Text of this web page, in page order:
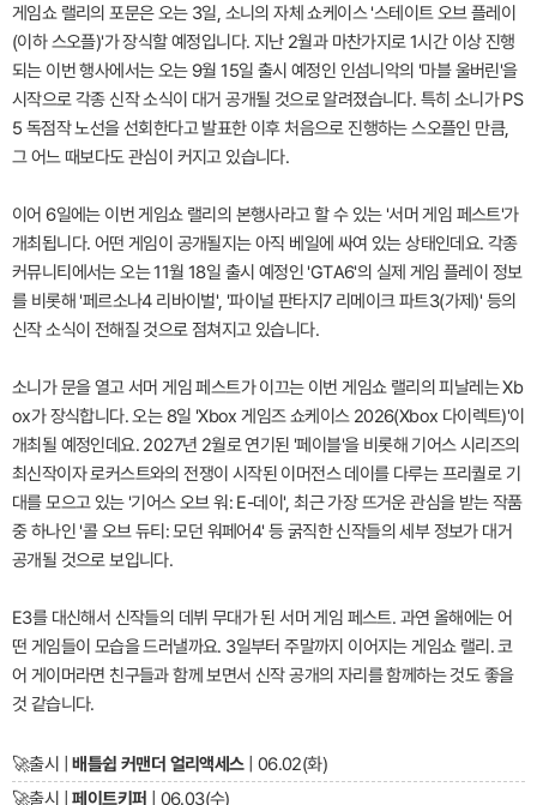
게임쇼 랠리의 포문은 오는 3일, 소니의 자체 쇼케이스 '스테이트 오브 플레이
(이하 스오플)'가 장식할 예정입니다. 지난 2월과 마찬가지로 1시간 이상 진행
되는 이번 행사에서는 오는 9월 15일 출시 예정인 인섬니악의 '마블 울버린'을
시작으로 각종 신작 소식이 대거 공개될 것으로 알려졌습니다. 특히 소니가 PS
5 독점작 노선을 선회한다고 발표한 이후 처음으로 진행하는 스오플인 만큼,
그 어느 때보다도 관심이 커지고 있습니다.
이어 6일에는 이번 게임쇼 랠리의 본행사라고 할 수 있는 '서머 게임 페스트'가
개최됩니다. 어떤 게임이 공개될지는 아직 베일에 싸여 있는 상태인데요. 각종
커뮤니티에서는 오는 11월 18일 출시 예정인 'GTA6'의 실제 게임 플레이 정보
를 비롯해 '페르소나4 리바이벌', '파이널 판타지7 리메이크 파트3(가제)' 등의
신작 소식이 전해질 것으로 점쳐지고 있습니다.
소니가 문을 열고 서머 게임 페스트가 이끄는 이번 게임쇼 랠리의 피날레는 Xb
ox가 장식합니다. 오는 8일 'Xbox 게임즈 쇼케이스 2026(Xbox 다이렉트)'이
개최될 예정인데요. 2027년 2월로 연기된 '페이블'을 비롯해 기어스 시리즈의
최신작이자 로커스트와의 전쟁이 시작된 이머전스 데이를 다루는 프리퀄로 기
대를 모으고 있는 '기어스 오브 워: E-데이', 최근 가장 뜨거운 관심을 받는 작품
중 하나인 '콜 오브 듀티: 모던 워페어4' 등 굵직한 신작들의 세부 정보가 대거
공개될 것으로 보입니다.
E3를 대신해서 신작들의 데뷔 무대가 된 서머 게임 페스트. 과연 올해에는 어
떤 게임들이 모습을 드러낼까요. 3일부터 주말까지 이어지는 게임쇼 랠리. 코
어 게이머라면 친구들과 함께 보면서 신작 공개의 자리를 함께하는 것도 좋을
것 같습니다.
🚀출시 |배틀쉽 커맨더 얼리액세스| 06.02(화)
🚀출시 |페이트키퍼 | 06.03(수)